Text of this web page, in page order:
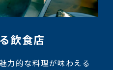
飲食店
力的な料理が味わえる